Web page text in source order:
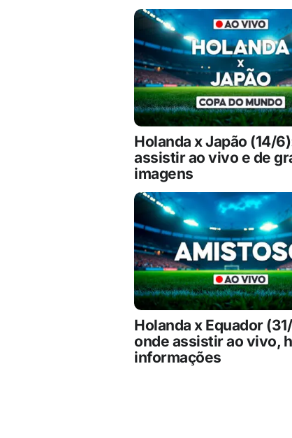
Holanda x Japão (14/
assistir ao vivo e de
imagens
Holanda x Equador
onde assistir ao vivo,
informações